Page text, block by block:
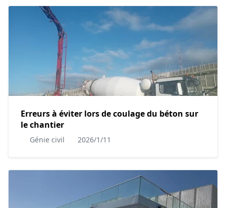
Erreurs à éviter lors de coulage du béton sur
le chantier
Génie civil 2026/1/11